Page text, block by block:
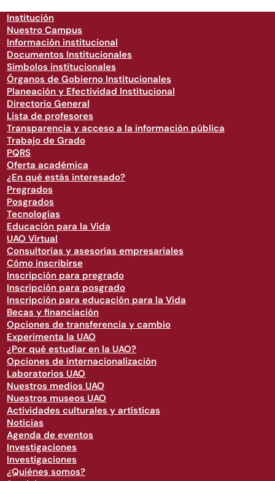
Institución
Nuestro Campus
Información institucional
Documentos Institucionales
Símbolos institucionales
Órganos de Gobierno Institucionales
Planeación y Efectividad Institucional
Directorio General
Lista de profesores
Transparencia y acceso a la información pública
Trabajo de Grado
PQRS
Oferta académica
¿En qué estás interesado?
Pregrados
Posgrados
Tecnologías
Educación para la Vida
UAO Virtual
Consultorías y asesorías empresariales
Cómo inscribirse
Inscripción para pregrado
Inscripción para posgrado
Inscripción para educación para la Vida
Becas y financiación
Opciones de transferencia y cambio
Experimenta la UAO
¿Por qué estudiar en la UAO?
Opciones de internacionalización
Laboratorios UAO
Nuestros medios UAO
Nuestros museos UAO
Actividades culturales y artísticas
Noticias
Agenda de eventos
Investigaciones
Investigaciones
¿Quiénes somos?